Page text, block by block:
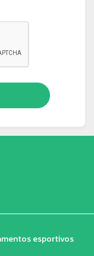
esportivos